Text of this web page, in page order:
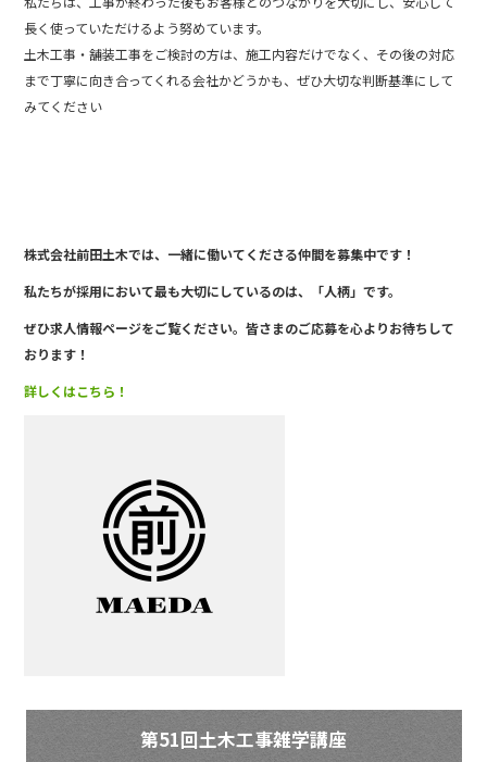
長く使っていただけるよう努めています。
土木工事・舗装工事をご検討の方は、施工内容だけでなく、その後の対応
まで丁寧に向き合ってくれる会社かどうかも、ぜひ大切な判断基準にして
みてください
株式会社前田土木では、一緒に働いてくださる仲間を募集中です！
私たちが採用において最も大切にしているのは、「人柄」です。
ぜひ求人情報ページをご覧ください。皆さまのご応募を心よりお待ちして
おります！
詳しくはこちら！
第51回土木工事雑学講座